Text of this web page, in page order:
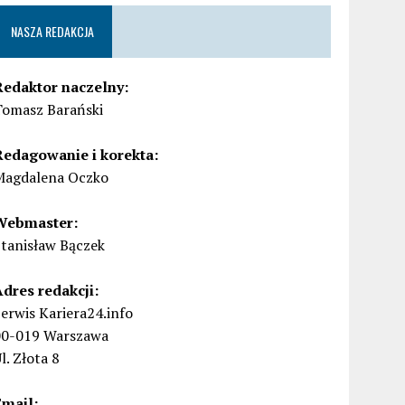
NASZA REDAKCJA
naczelny:
Barański
i korekta:
Oczko
Bączek
redakcji:
Kariera24.info
019 Warszawa
Złota 8